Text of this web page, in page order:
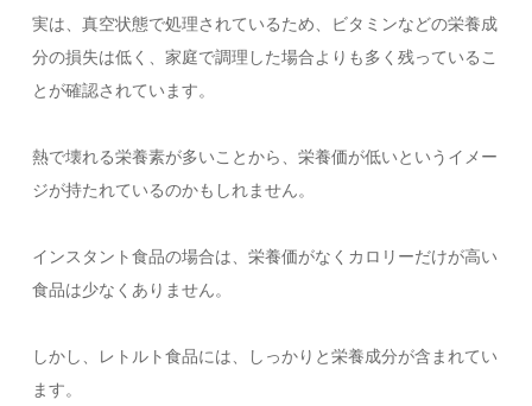
実は、真空状態で処理されているため、ビタミンなどの栄養成
分の損失は低く、家庭で調理した場合よりも多く残っているこ
とが確認されています。
熱で壊れる栄養素が多いことから、栄養価が低いというイメー
ジが持たれているのかもしれません。
インスタント食品の場合は、栄養価がなくカロリーだけが高い
食品は少なくありません。
しかし、レトルト食品には、しっかりと栄養成分が含まれてい
ます。